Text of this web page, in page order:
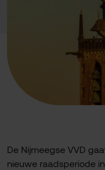
De Nijmeegse VVD
nieuwe raadsperiode